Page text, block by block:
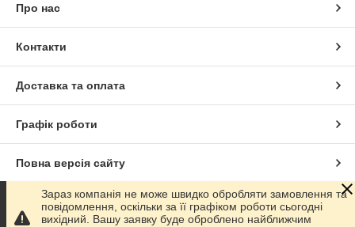
Про нас
Контакти
Доставка та оплата
Графік роботи
Повна версія сайту
Сайт створено на маркетплейсіProm.ua
Зараз компанія не може швидко обробляти замовлення та
повідомлення, оскільки за її графіком роботи сьогодні
вихідний. Вашу заявку буде оброблено найближчим